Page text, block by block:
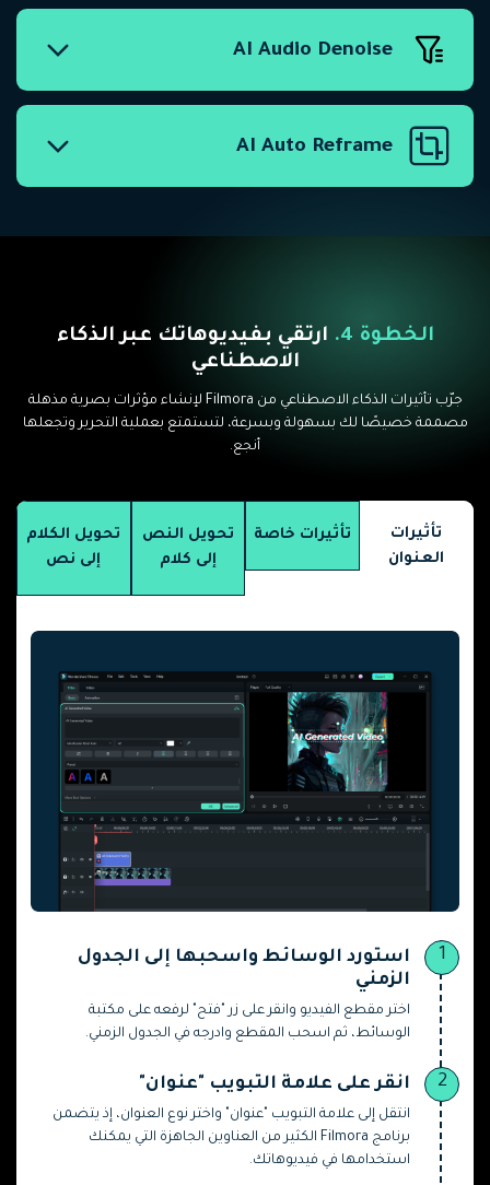
AI Audio Denoise
AI Auto Reframe
الخطوة 4.
ارتقي بفيديوهاتك عبر الذكاء
الاصطناعي
جرّب تأثيرات الذكاء الاصطناعي من Filmora لإنشاء مؤثرات بصرية مذهلة
مصممة خصيصًا لك بسهولة وبسرعة، لتستمتع بعملية التحرير وتجعلها
أنجع.
تأثيرات
العنوان
تأثيرات خاصة
تحويل النص
إلى كلام
تحويل الكلام
إلى نص
1
استورد الوسائط واسحبها إلى الجدول
الزمني
اختر مقطع الفيديو وانقر على زر "فتح" لرفعه على مكتبة
الوسائط، ثم اسحب المقطع وادرجه في الجدول الزمني.
2 انقر على علامة التبويب "عنوان"
انتقل إلى علامة التبويب "عنوان" واختر نوع العنوان، إذ يتضمن
برنامج Filmora الكثير من العناوين الجاهزة التي يمكنك
استخدامها في فيديوهاتك.